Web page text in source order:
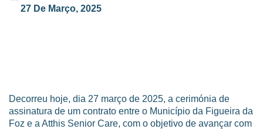
27 De Março, 2025
Decorreu hoje, dia 27 março de 2025, a cerimónia de
assinatura de um contrato entre o Município da Figueira da
Foz e a Atthis Senior Care, com o objetivo de avançar com